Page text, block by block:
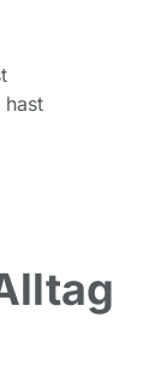
hast